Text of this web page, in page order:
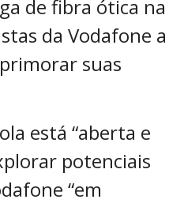
de fibra ótica na
da Vodafone a
suas
está “aberta e
potenciais
“em